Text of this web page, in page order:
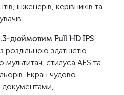
інженерів, керівників та
дюймовим Full HD IPS
з роздільною здатністю
стилуса AES та
Екран чудово
документами,